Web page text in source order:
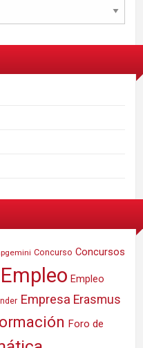
Concurso Concursos
Empleo Empleo
Empresa Erasmus
Foro de